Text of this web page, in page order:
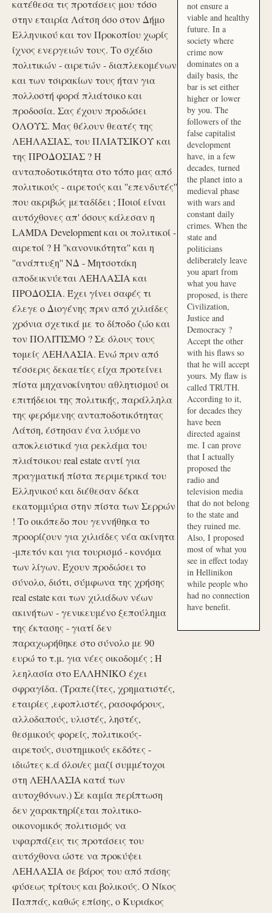
κατέθεσα τις προτάσεις μου τόσο
στην εταιρία Λάτση όσο στον Δήμο
Ελληνικού και τον Προκοπίου χωρίς
ίχνος ενεργειών τους. Το σχέδιο
πολιτικών - αιρετών - διαπλεκομένων
και των τσιρακίων τους ήταν για
πολλοστή φορά πλιάτσικο και
προδοσία. Σας έχουν προδώσει
ΟΛΟΥΣ. Μας θέλουν θεατές της
ΛΕΗΛΑΣΙΑΣ, του ΠΛΙΑΤΣΙΚΟΥ και
της ΠΡΟΔΟΣΙΑΣ ? Η
ανταποδοτικότητα στο τόπο μας από
πολιτικούς - αιρετούς και ''επενδυτές''
που ακριβώς μεταδίδει ; Ποιοί είναι
αυτόχθονες απ' όσους κάλεσαν η
LAMDA Development και οι πολιτικοί -
αιρετοί ? Η ''κανονικότητα'' και η
''ανάπτυξη'' ΝΔ - Μητσοτάκη
αποδεικνύεται ΛΕΗΛΑΣΙΑ και
ΠΡΟΔΟΣΙΑ. Έχει γίνει σαφές τι
έλεγε ο Διογένης πριν από χιλιάδες
χρόνια σχετικά με το δίποδο ζώο και
τον ΠΟΛΙΤΙΣΜΟ ? Σε όλους τους
τομείς ΛΕΗΛΑΣΙΑ. Ενώ πριν από
τέσσερις δεκαετίες είχα προτείνει
πίστα μηχανοκίνητου αθλητισμού οι
επιτήδειοι της πολιτικής, παράλληλα
της φερόμενης ανταποδοτικότητας
Λάτση, έστησαν ένα λυόμενο
αποκλειστικά για ρεκλάμα του
πλιάτσικου real estate αντί για
πραγματική πίστα περιμετρικά του
Ελληνικού και διέθεσαν δέκα
εκατομμύρια στην πίστα των Σερρών
! Το οικόπεδο που γεννήθηκα το
προορίζουν για χιλιάδες νέα ακίνητα
-μπετόν και για τουρισμό - κονόμα
των λίγων. Έχουν προδώσει το
σύνολο, διότι, σύμφωνα της χρήσης
real estate και των χιλιάδων νέων
ακινήτων - γενικευμένο ξεπούλημα
της έκτασης - γιατί δεν
παραχωρήθηκε στο σύνολο με 90
ευρώ το τ.μ. για νέες οικοδομές ; Η
λεηλασία στο ΕΛΛΗΝΙΚΟ έχει
σφραγίδα. (Τραπεζίτες, χρηματιστές,
εταιρίες ,εφοπλιστές, ρασοφόρους,
αλλοδαπούς, υλιστές, ληστές,
θεσμικούς φορείς, πολιτικούς-
αιρετούς, συστημικούς εκδότες -
ιδιώτες κ.ά όλοι/ες μαζί συμμέτοχοι
στη ΛΕΗΛΑΣΙΑ κατά των
αυτοχθόνων.) Σε καμία περίπτωση
δεν χαρακτηρίζεται πολιτικο-
οικονομικός πολιτισμός να
υφαρπάζεις τις προτάσεις του
αυτόχθονα ώστε να προκύψει
ΛΕΗΛΑΣΙΑ σε βάρος του από πάσης
φύσεως τρίτους και βολικούς. Ο Νίκος
Παππάς, καθώς επίσης, ο Κυριάκος
not ensure a
viable and healthy
future. In a
society where
crime now
dominates on a
daily basis, the
bar is set either
higher or lower
by you. The
followers of the
false capitalist
development
have, in a few
decades, turned
the planet into a
medieval phase
with wars and
constant daily
crimes. When the
state and
politicians
deliberately leave
you apart from
what you have
proposed, is there
Civilization,
Justice and
Democracy ?
Accept the other
with his flaws so
that he will accept
yours. My flaw is
called TRUTH.
According to it,
for decades they
have been
directed against
me. I can prove
that I actually
proposed the
radio and
television media
that do not belong
to the state and
they ruined me.
Also, I proposed
most of what you
see in effect today
in Hellinikon
while people who
had no connection
have benefit.